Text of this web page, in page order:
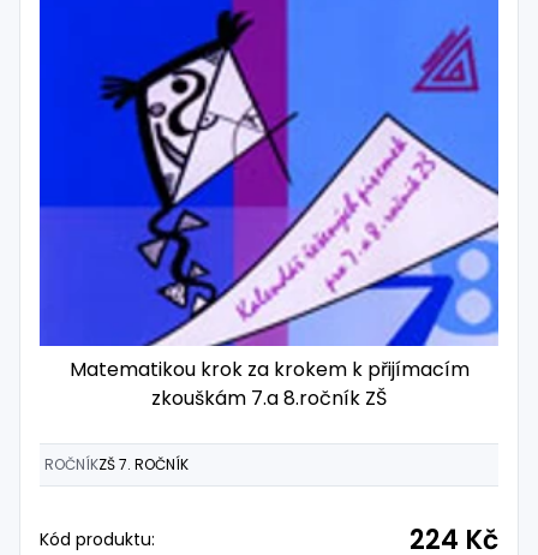
Matematikou krok za krokem k přijímacím
zkouškám 7.a 8.ročník ZŠ
ROČNÍKZŠ 7. ROČNÍK
Kód produktu:
224 Kč